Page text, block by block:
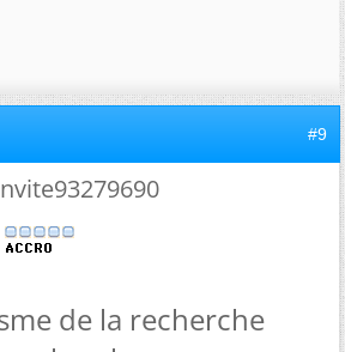
#9
de la recherche